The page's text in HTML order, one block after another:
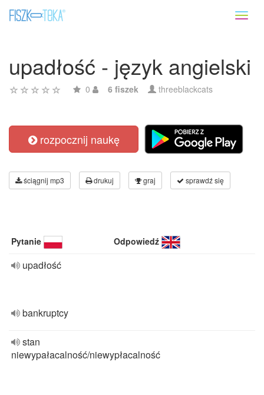
upadłość - język angielski
0 6 fiszek threeblackcats
rozpocznij naukę
ściągnij mp3 drukuj graj sprawdź się
Pytanie Odpowiedź
upadłość
bankruptcy
stan
niewypałacalność/niewypłacalność